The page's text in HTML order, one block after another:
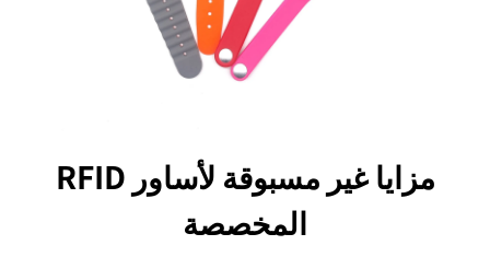
مزايا غير مسبوقة لأساور RFID
المخصصة